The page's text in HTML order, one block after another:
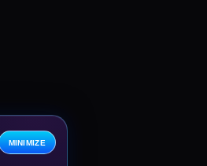
MINIMIZE